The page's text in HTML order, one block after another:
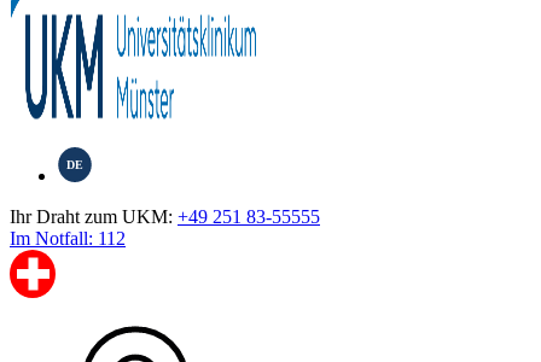
DE
Ihr Draht zum UKM: +49 251 83-55555
Im Notfall: 112